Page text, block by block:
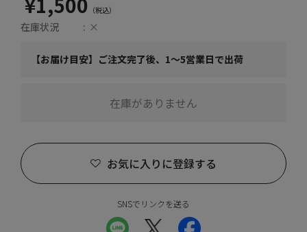
在庫状況 ×
【お届け目安】ご注文完了後、1～5営業日で出荷
お気に入りに登録する
在庫がありません
SNSでリンクを送る